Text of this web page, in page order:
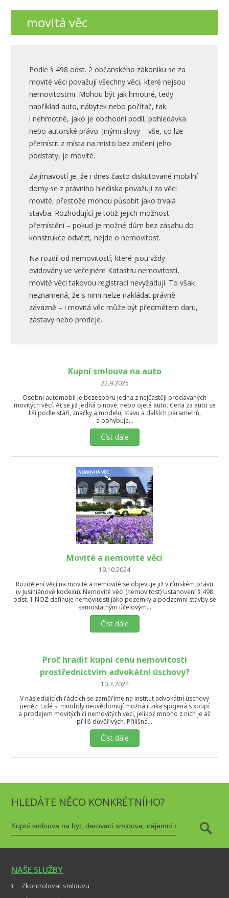
movitá věc
Podle § 498 odst. 2 občanského zákoníku se za
movité věci považují všechny věci, které nejsou
nemovitostmi. Mohou být jak hmotné, tedy
například auto, nábytek nebo počítač, tak
i nehmotné, jako je obchodní podíl, pohledávka
nebo autorské právo. Jinými slovy – vše, co lze
přemístit z místa na místo bez zničení jeho
podstaty, je movité.
Zajímavostí je, že i dnes často diskutované mobilní
domy se z právního hlediska považují za věci
movité, přestože mohou působit jako trvalá
stavba. Rozhodující je totiž jejich možnost
přemístění – pokud je možné dům bez zásahu do
konstrukce odvézt, nejde o nemovitost.
Na rozdíl od nemovitostí, které jsou vždy
evidovány ve veřejném Katastru nemovitostí,
movité věci takovou registraci nevyžadují. To však
neznamená, že s nimi nelze nakládat právně
závazně – i movitá věc může být předmětem daru,
zástavy nebo prodeje.
Kupní smlouva na auto
22.9.2025
Osobní automobil je bezesporu jedna z nejčastěji prodávaných
movitých věcí. Ať se již jedná o nové, nebo ojeté auto. Cena za auto se
liší podle stáří, značky a modelu, stavu a dalších parametrů,
a pohybuje…
Číst dále
Movité a nemovité věci
19.10.2024
Rozdělení věcí na movité a nemovité se objevuje již v římském právu
(v Jusiniánově kodexu). Nemovité věci (nemovitost) Ustanovení § 498
odst. 1 NOZ definuje nemovitosti jako pozemky a podzemní stavby se
samostatným účelovým…
Číst dále
Proč hradit kupní cenu nemovitosti
prostřednictvím advokátní úschovy?
10.3.2024
V následujících řádcích se zaměříme na institut advokátní úschovy
peněz. Lidé si mnohdy neuvědomují možná rizika spojená s koupí
a prodejem movitých či nemovitých věcí, jelikož mnoho z nich je až
příliš důvěřivých. Přílišná…
Číst dále
HLEDÁTE NĚCO KONKRÉTNÍHO?
NAŠE SLUŽBY
Zkontrolovat smlouvu